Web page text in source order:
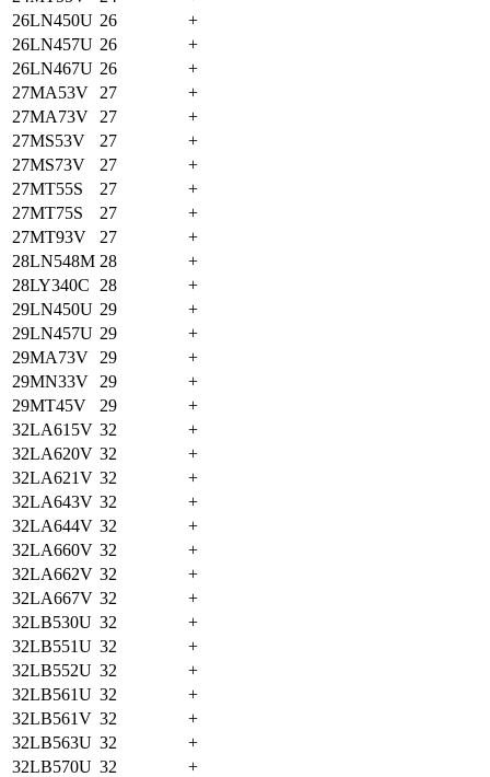
26LN450U 26
+
26LN457U 26
+
26LN467U 26
+
27MA53V
27
+
27MA73V
27
+
27MS53V
27
+
27MS73V
27
+
27MT55S
27
+
27MT75S
27
+
27MT93V
27
+
28LN548M 28
+
28LY340C
28
+
29LN450U 29
+
29LN457U 29
+
29MA73V
29
+
29MN33V
29
+
29MT45V
29
+
32LA615V 32
+
32LA620V 32
+
32LA621V 32
+
32LA643V 32
+
32LA644V 32
+
32LA660V 32
+
32LA662V 32
+
32LA667V 32
+
32LB530U 32
+
32LB551U 32
+
32LB552U 32
+
32LB561U 32
+
32LB561V 32
+
32LB563U 32
+
32LB570U 32
+